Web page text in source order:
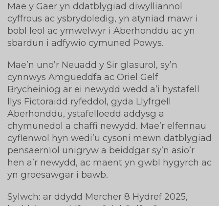
Mae y Gaer yn ddatblygiad diwylliannol
cyffrous ac ysbrydoledig, yn atyniad mawr i
bobl leol ac ymwelwyr i Aberhonddu ac yn
sbardun i adfywio cymuned Powys.
Mae’n uno’r Neuadd y Sir glasurol, sy’n
cynnwys Amgueddfa ac Oriel Gelf
Brycheiniog ar ei newydd wedd a’i hystafell
llys Fictoraidd ryfeddol, gyda Llyfrgell
Aberhonddu, ystafelloedd addysg a
chymunedol a chaffi newydd. Mae’r elfennau
cyflenwol hyn wedi’u cysoni mewn datblygiad
pensaernïol unigryw a beiddgar sy’n asio’r
hen a’r newydd, ac maent yn gwbl hygyrch ac
yn groesawgar i bawb.
Sylwch: ar ddydd Mercher 8 Hydref 2025,